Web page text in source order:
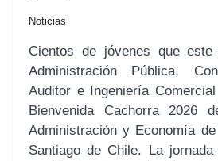
Noticias
Cientos de jóvenes que
Administración Pública,
Auditor e Ingeniería
Bienvenida Cachorra 2026
Administración y Economía
Santiago de Chile. La